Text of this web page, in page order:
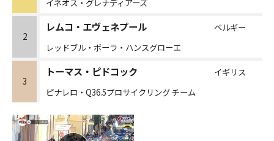
イネオス・グレナディアーズ
2
レムコ・エヴェネプール
ベルギー
レッドブル・ボーラ・ハンスグローエ
3
トーマス・ピドコック
イギリス
ピナレロ・Q36.5プロサイクリング チーム